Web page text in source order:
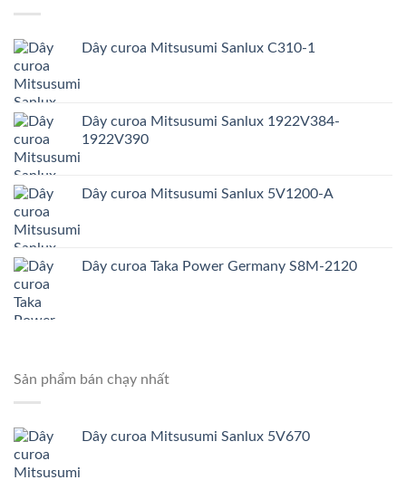
Dây curoa Mitsusumi Sanlux C310-1
Dây curoa Mitsusumi Sanlux 1922V384-
1922V390
Dây curoa Mitsusumi Sanlux 5V1200-A
Dây curoa Taka Power Germany S8M-2120
Sản phẩm bán chạy nhất
Dây curoa Mitsusumi Sanlux 5V670